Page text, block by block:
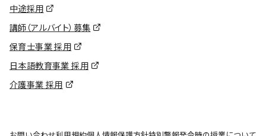
中途採用
講師（アルバイト）募集
保育士事業 採用
日本語教育事業 採用
介護事業 採用